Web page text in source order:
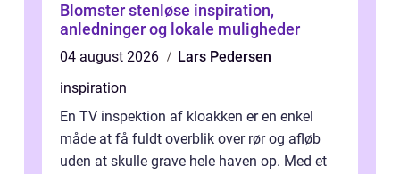
Blomster stenløse inspiration,
anledninger og lokale muligheder
04 august 2026
Lars Pedersen
inspiration
En TV inspektion af kloakken er en enkel
måde at få fuldt overblik over rør og afløb
uden at skulle grave hele haven op. Med et